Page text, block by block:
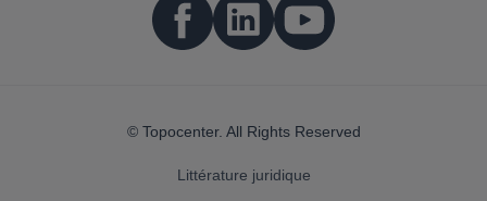
© Topocenter. All Rights Reserved
Littérature juridique